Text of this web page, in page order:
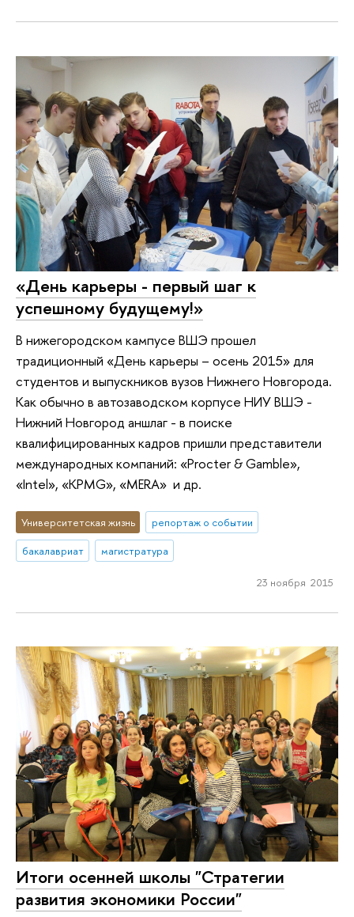
«День карьеры - первый шаг к
успешному будущему!»
В нижегородском кампусе ВШЭ прошел
традиционный «День карьеры – осень 2015» для
студентов и выпускников вузов Нижнего Новгорода.
Как обычно в автозаводском корпусе НИУ ВШЭ -
Нижний Новгород аншлаг - в поиске
квалифицированных кадров пришли представители
международных компаний: «Procter & Gamble»,
«Intel», «KPMG», «MERA» и др.
Университетская жизнь
репортаж о событии
бакалавриат
магистратура
23 ноября 2015
Итоги осенней школы "Стратегии
развития экономики России"